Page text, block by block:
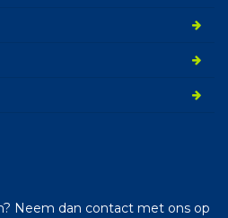
Neem dan contact met ons op